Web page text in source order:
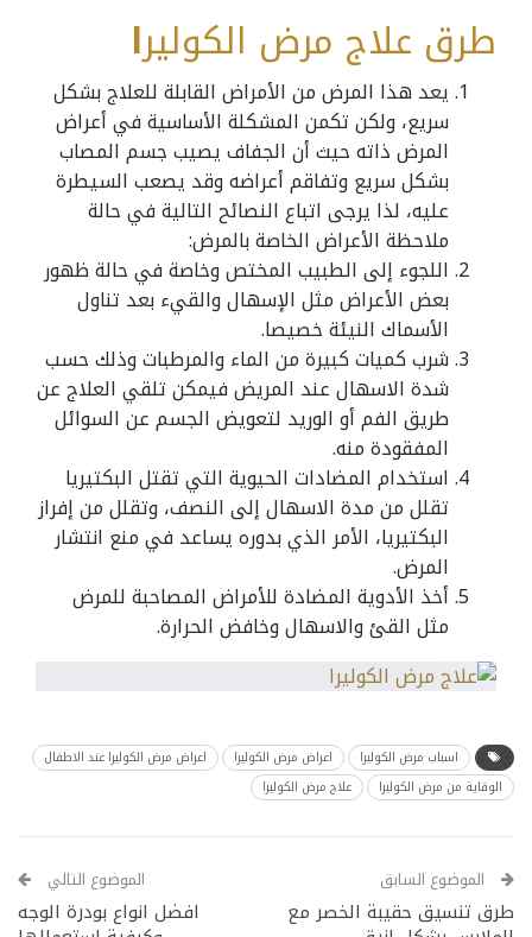
طرق علاج مرض الكوليرا
يعد هذا المرض من الأمراض القابلة للعلاج بشكل
سريع، ولكن تكمن المشكلة الأساسية في أعراض
المرض ذاته حيث أن الجفاف يصيب جسم المصاب
بشكل سريع وتفاقم أعراضه وقد يصعب السيطرة
عليه، لذا يرجى اتباع النصائح التالية في حالة
ملاحظة الأعراض الخاصة بالمرض:
اللجوء إلى الطبيب المختص وخاصة في حالة ظهور
بعض الأعراض مثل الإسهال والقيء بعد تناول
الأسماك النيئة خصيصا.
شرب كميات كبيرة من الماء والمرطبات وذلك حسب
شدة الاسهال عند المريض فيمكن تلقي العلاج عن
طريق الفم أو الوريد لتعويض الجسم عن السوائل
المفقودة منه.
استخدام المضادات الحيوية التي تقتل البكتيريا
تقلل من مدة الاسهال إلى النصف، وتقلل من إفراز
البكتيريا، الأمر الذي بدوره يساعد في منع انتشار
المرض.
أخذ الأدوية المضادة للأمراض المصاحبة للمرض
مثل القئ والاسهال وخافض الحرارة.
اسباب مرض الكوليرا اعراض مرض الكوليرا
اعراض مرض الكوليرا عند الاطفال
الوقاية من مرض الكوليرا
علاج مرض الكوليرا
الموضوع السابق
طرق تنسيق حقيبة الخصر مع
الموضوع التالي
افضل انواع بودرة الوجه